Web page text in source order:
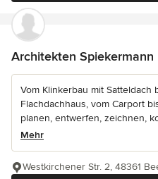
Architekten Spiekermann
Vom Klinkerbau mit Satteldach
Flachdachhaus, vom Carport
planen, entwerfen, zeichnen,
Mehr
Westkirchener Str. 2, 48361